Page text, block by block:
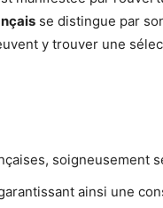
se distingue par
y trouver une
soigneusement
ainsi une